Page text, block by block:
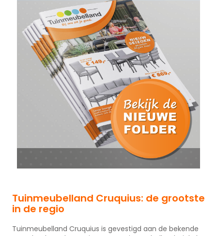
Tuinmeubelland Cruquius: de grootste
in de regio
Tuinmeubelland Cruquius is gevestigd aan de bekende